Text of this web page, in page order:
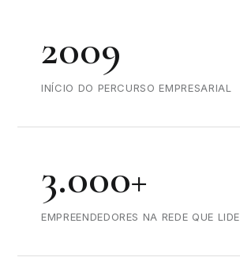
2009
INÍCIO DO PERCURSO EMPRESARIAL
3.000+
EMPREENDEDORES NA REDE QUE